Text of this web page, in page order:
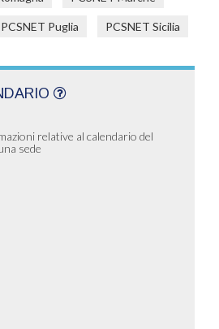
PCSNET Puglia PCSNET Sicilia
relative al calendario del
sede